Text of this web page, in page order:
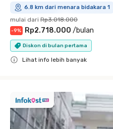
6.8 km dari menara bidakara 1
mulai dari Rp3.018.000
-9% Rp2.718.000 /bulan
Diskon di bulan pertama
Lihat info lebih banyak